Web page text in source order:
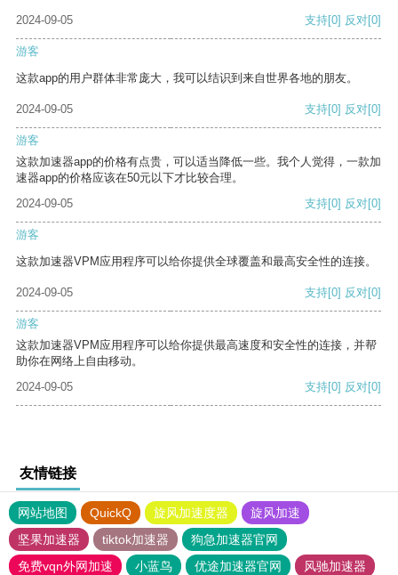
2024-09-05 支持[0] 反对[0]
游客
这款app的用户群体非常庞大，我可以结识到来自世界各地的朋友。
2024-09-05 支持[0] 反对[0]
游客
这款加速器app的价格有点贵，可以适当降低一些。我个人觉得，一款加
速器app的价格应该在50元以下才比较合理。
2024-09-05
支持[0] 反对[0]
游客
这款加速器VPM应用程序可以给你提供全球覆盖和最高安全性的连接。
2024-09-05 支持[0] 反对[0]
游客
这款加速器VPM应用程序可以给你提供最高速度和安全性的连接，并帮
助你在网络上自由移动。
2024-09-05
支持[0] 反对[0]
友情链接
网站地图 QuickQ 旋风加速度器
旋风加速
坚果加速器
tiktok加速器
狗急加速器官网
免费vqn外网加速
小蓝鸟 优途加速器官网
风驰加速器